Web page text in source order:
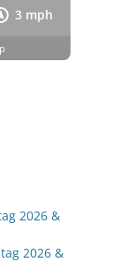
3 mph
2026 &
2026 &